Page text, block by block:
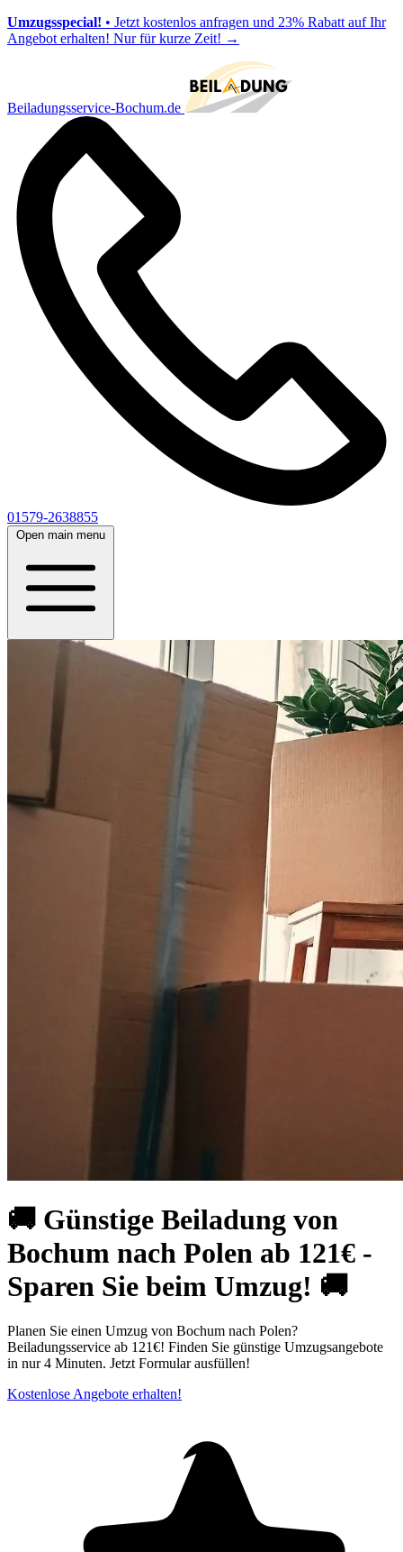
Umzugsspecial! • Jetzt kostenlos anfragen und 23% Rabatt auf Ihr
Angebot erhalten! Nur für kurze Zeit! →
Beiladungsservice-Bochum.de
01579-2638855
Open main menu
🚚 Günstige Beiladung von
Bochum nach Polen ab 121€ -
Sparen Sie beim Umzug! 🚚
Planen Sie einen Umzug von Bochum nach Polen?
Beiladungsservice ab 121€! Finden Sie günstige Umzugsangebote
in nur 4 Minuten. Jetzt Formular ausfüllen!
Kostenlose Angebote erhalten!